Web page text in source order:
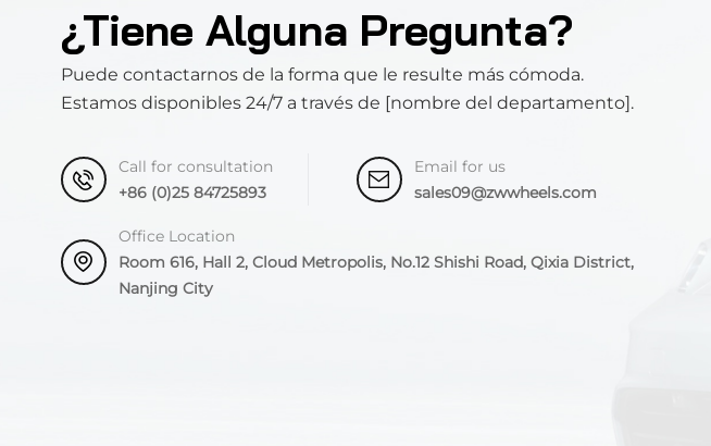
¿Tiene Alguna Pregunta?
Puede contactarnos de la forma que le resulte más cómoda.
Estamos disponibles 24/7 a través de [nombre del departamento].
Call for consultation
+86 (0)25 84725893
Email for us
sales09@zwwheels.com
Office Location
Room 616, Hall 2, Cloud Metropolis, No.12 Shishi Road, Qixia District,
Nanjing City